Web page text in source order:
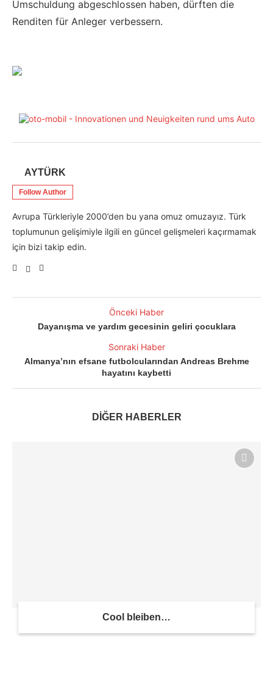
Umschuldung abgeschlossen haben, dürften die
Renditen für Anleger verbessern.
AYTÜRK
Follow Author
Avrupa Türkleriyle 2000’den bu yana omuz omuzayız. Türk
toplumunun gelişimiyle ilgili en güncel gelişmeleri kaçırmamak
için bizi takip edin.
Önceki Haber
Dayanışma ve yardım gecesinin geliri çocuklara
Sonraki Haber
Almanya’nın efsane futbolcularından Andreas Brehme
hayatını kaybetti
DİĞER HABERLER
Cool bleiben…